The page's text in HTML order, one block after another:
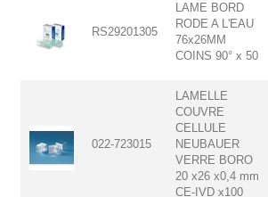
RS29201305
LAME BORD
RODE A L'EAU
76x26MM
COINS 90° x 50
022-723015
LAMELLE
COUVRE
CELLULE
NEUBAUER
VERRE BORO
20 x26 x0,4 mm
CE-IVD x100